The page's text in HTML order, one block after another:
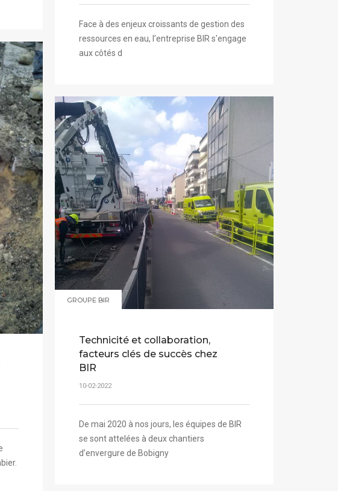
Face à des enjeux croissants de gestion des
ressources en eau, l’entreprise BIR s'engage
aux côtés d
GROUPE BIR
Technicité et collaboration,
facteurs clés de succès chez
BIR
10-02-2022
De mai 2020 à nos jours, les équipes de BIR
se sont attelées à deux chantiers
d’envergure de Bobigny